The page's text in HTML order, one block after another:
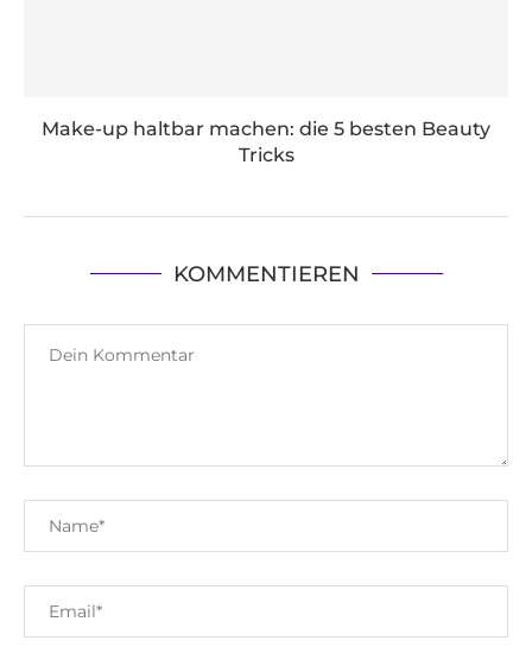
Make-up haltbar machen: die 5 besten Beauty
Tricks
KOMMENTIEREN